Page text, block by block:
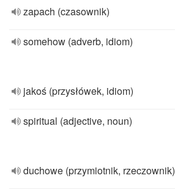
zapach (czasownik)
somehow (adverb, idiom)
jakoś (przysłówek, idiom)
spiritual (adjective, noun)
duchowe (przymiotnik, rzeczownik)